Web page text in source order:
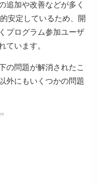
追加や改善などが多く
安定しているため、開
プログラム参加ユーザ
ています。
の問題が解消されたこ
外にもいくつかの問題